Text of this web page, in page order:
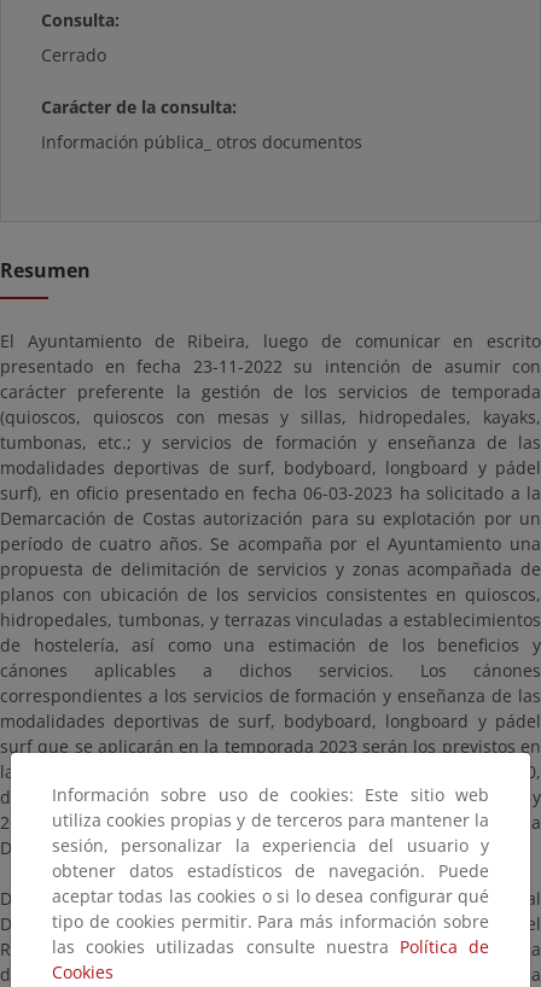
Consulta:
Cerrado
Carácter de la consulta:
Información pública_ otros documentos
Resumen
El Ayuntamiento de Ribeira, luego de comunicar en escrito
presentado en fecha 23-11-2022 su intención de asumir con
carácter preferente la gestión de los servicios de temporada
(quioscos, quioscos con mesas y sillas, hidropedales, kayaks,
tumbonas, etc.; y servicios de formación y enseñanza de las
modalidades deportivas de surf, bodyboard, longboard y pádel
surf), en oficio presentado en fecha 06-03-2023 ha solicitado a la
Demarcación de Costas autorización para su explotación por un
período de cuatro años. Se acompaña por el Ayuntamiento una
propuesta de delimitación de servicios y zonas acompañada de
planos con ubicación de los servicios consistentes en quioscos,
hidropedales, tumbonas, y terrazas vinculadas a establecimientos
de hostelería, así como una estimación de los beneficios y
cánones aplicables a dichos servicios. Los cánones
correspondientes a los servicios de formación y enseñanza de las
modalidades deportivas de surf, bodyboard, longboard y pádel
surf que se aplicarán en la temporada 2023 serán los previstos en
las bases publicadas en el «Boletín Oficial del Estado» núm. 310,
de fecha 27 de diciembre de 2022; en las temporadas 2024, 2025 y
2026 serán los establecidos en cada anualidad por la
Demarcación de Costas de Galicia.
De conformidad con lo dispuesto en el artículo 152.8 del Real
Decreto 876/2014, de 10 de octubre, por el que se aprueba el
Reglamento General de Costas, se somete a información pública
dicha solicitud por un plazo de veinte (20) días hábiles, contados a
Información sobre uso de cookies: Este sitio web
utiliza cookies propias y de terceros para mantener la
sesión, personalizar la experiencia del usuario y
obtener datos estadísticos de navegación. Puede
aceptar todas las cookies o si lo desea configurar qué
tipo de cookies permitir. Para más información sobre
las cookies utilizadas consulte nuestra Política de
Cookies